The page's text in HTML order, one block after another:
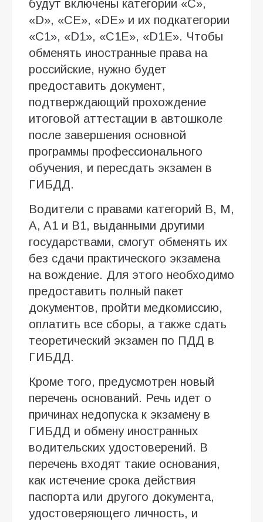
будут включены категории «С»,
«D», «СЕ», «DЕ» и их подкатегории
«С1», «D1», «С1Е», «D1Е». Чтобы
обменять иностранные права на
российские, нужно будет
предоставить документ,
подтверждающий прохождение
итоговой аттестации в автошколе
после завершения основной
программы профессионального
обучения, и пересдать экзамен в
ГИБДД.
Водители с правами категорий В, М,
A, A1 и В1, выданными другими
государствами, смогут обменять их
без сдачи практического экзамена
на вождение. Для этого необходимо
предоставить полный пакет
документов, пройти медкомиссию,
оплатить все сборы, а также сдать
теоретический экзамен по ПДД в
ГИБДД.
Кроме того, предусмотрен новый
перечень оснований. Речь идет о
причинах недопуска к экзамену в
ГИБДД и обмену иностранных
водительских удостоверений. В
перечень входят такие основания,
как истечение срока действия
паспорта или другого документа,
удостоверяющего личность, и